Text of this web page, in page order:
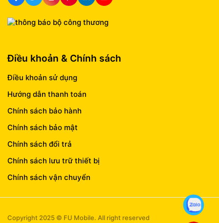
Điều khoản & Chính sách
Điều khoản sử dụng
Hướng dẫn thanh toán
Chính sách bảo hành
Chính sách bảo mật
Chính sách đổi trả
Chính sách lưu trữ thiết bị
Chính sách vận chuyển
Copyright 2025 © FU Mobile. All right reserved